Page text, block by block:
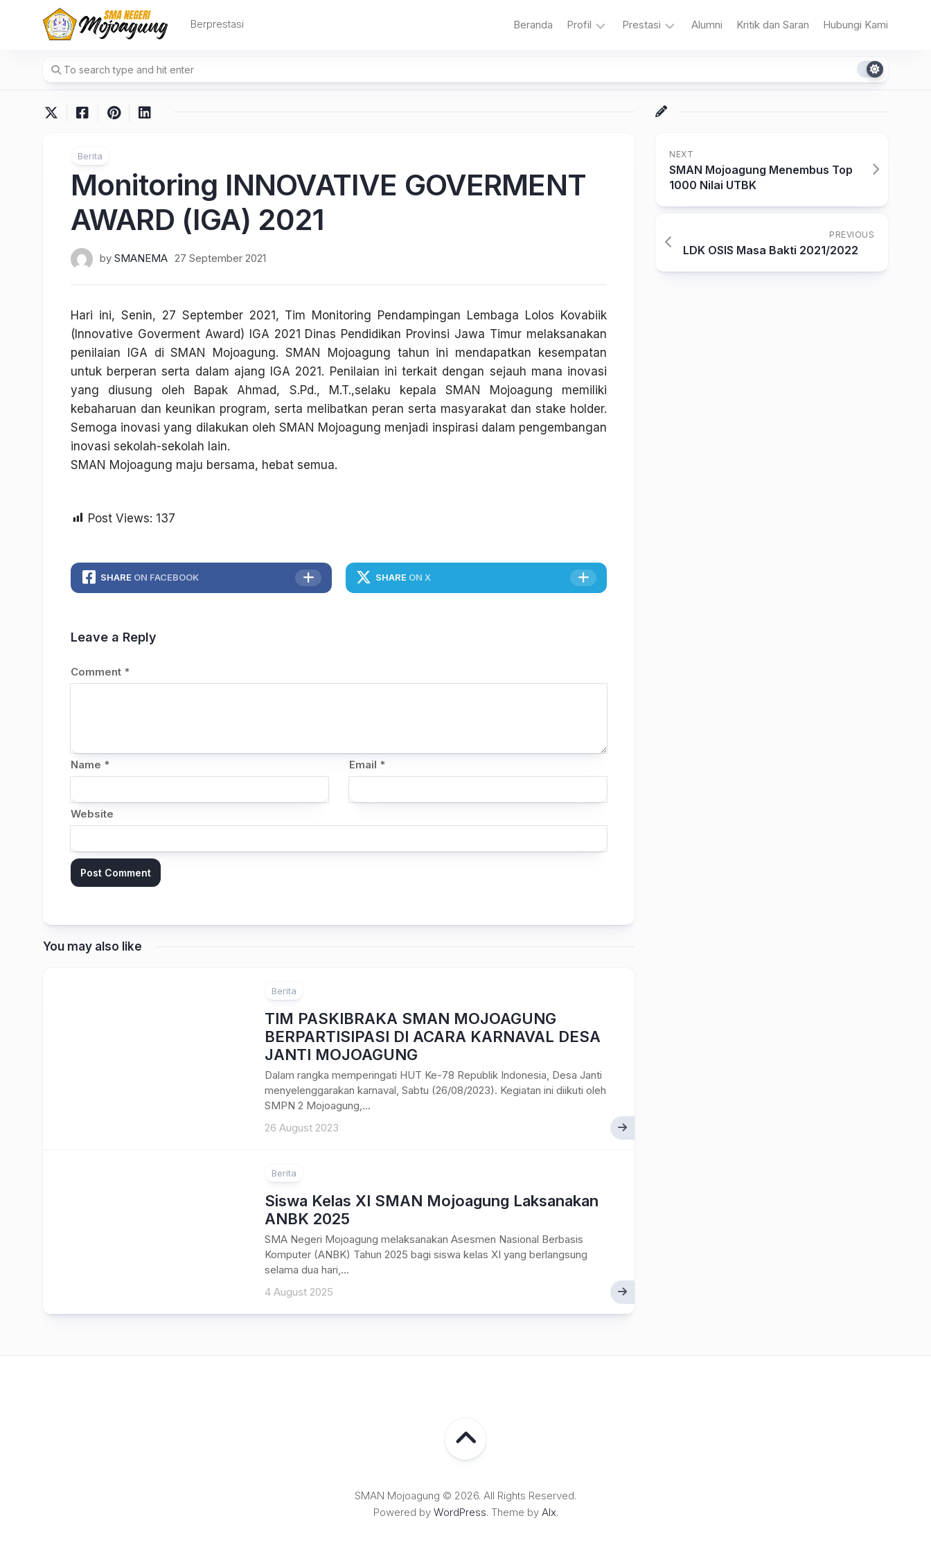
Berprestasi Beranda Profil
Sekolah
Sekolah
Prestasi
Akademik
Alumni Kritik dan Saran Hubungi Kami
Berita
Monitoring INNOVATIVE GOVERMENT
AWARD (IGA) 2021
by SMANEMA 27 September 2021
Hari ini, Senin, 27 September 2021, Tim Monitoring Pendampingan Lembaga Lolos Kovabiik
(Innovative Goverment Award) IGA 2021 Dinas Pendidikan Provinsi Jawa Timur melaksanakan
penilaian IGA di SMAN Mojoagung. SMAN Mojoagung tahun ini mendapatkan kesempatan
untuk berperan serta dalam ajang IGA 2021. Penilaian ini terkait dengan sejauh mana inovasi
yang diusung oleh Bapak Ahmad, S.Pd., M.T.,selaku kepala SMAN Mojoagung memiliki
kebaharuan dan keunikan program, serta melibatkan peran serta masyarakat dan stake holder.
Semoga inovasi yang dilakukan oleh SMAN Mojoagung menjadi inspirasi dalam pengembangan
inovasi sekolah-sekolah lain.
SMAN Mojoagung maju bersama, hebat semua.
Post Views: 137
SHARE ON FACEBOOK SHARE ON X
Leave a Reply
Comment *
Name * Email *
Website
You may also like
Berita
TIM PASKIBRAKA SMAN MOJOAGUNG
BERPARTISIPASI DI ACARA KARNAVAL DESA
JANTI MOJOAGUNG
Dalam rangka memperingati HUT Ke-78 Republik Indonesia, Desa Janti
menyelenggarakan karnaval, Sabtu (26/08/2023). Kegiatan ini diikuti oleh
SMPN 2 Mojoagung,...
26 August 2023
Berita
Siswa Kelas XI SMAN Mojoagung Laksanakan
ANBK 2025
SMA Negeri Mojoagung melaksanakan Asesmen Nasional Berbasis
Komputer (ANBK) Tahun 2025 bagi siswa kelas XI yang berlangsung
selama dua hari,...
4 August 2025
NEXT
SMAN Mojoagung Menembus Top
1000 Nilai UTBK
PREVIOUS
LDK OSIS Masa Bakti 2021/2022
SMAN Mojoagung © 2026. All Rights Reserved.
Powered by WordPress. Theme by Alx.